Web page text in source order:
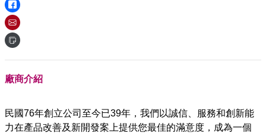
廠商介紹
民國76年創立公司至今已39年，我們以誠信、服務和創新能
力在產品改善及新開發案上提供您最佳的滿意度，成為一個